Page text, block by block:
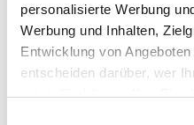
personalisierte Werbung
Werbung und Inhalten,
Entwicklung von
entscheiden darüber, wer
nutzt. Sie können Ihre
Benachrichtigung erstellen
Lassen Sie sich
wird, das Ihren Suchkriterien